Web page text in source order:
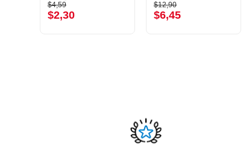
$4,59
$2,30
$12,90
$6,45